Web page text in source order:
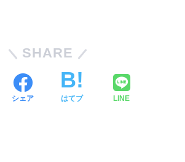
SHARE
シェア はてブ LINE